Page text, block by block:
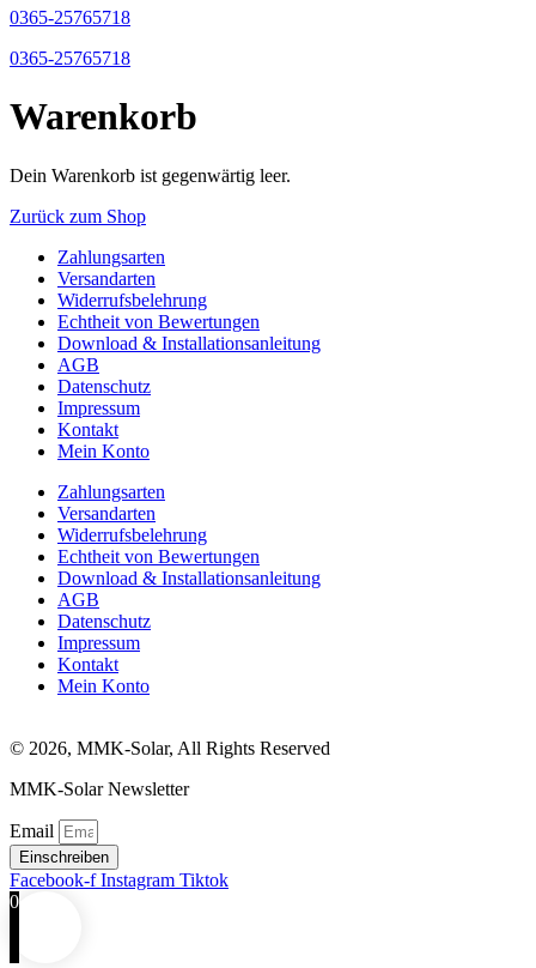
0365-25765718
0365-25765718
Warenkorb
Dein Warenkorb ist gegenwärtig leer.
Zurück zum Shop
Zahlungsarten
Versandarten
Widerrufsbelehrung
Echtheit von Bewertungen
Download & Installationsanleitung
AGB
Datenschutz
Impressum
Kontakt
Mein Konto
Zahlungsarten
Versandarten
Widerrufsbelehrung
Echtheit von Bewertungen
Download & Installationsanleitung
AGB
Datenschutz
Impressum
Kontakt
Mein Konto
© 2026, MMK-Solar, All Rights Reserved
MMK-Solar Newsletter
Email
Einschreiben
Facebook-f Instagram Tiktok
0